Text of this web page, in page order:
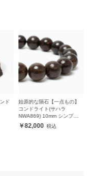
ド
始原的な隕石【一点もの】
コンドライト(サハラ
NWA869) 10mm シンプル
ブレスレット
82,000